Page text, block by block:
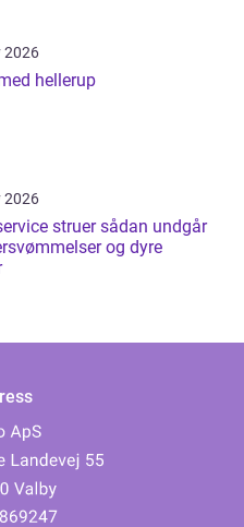
2026
hellerup
2026
struer sådan undgår
og dyre